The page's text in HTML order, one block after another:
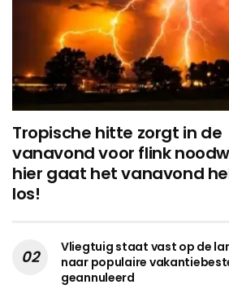
Tropische hitte zorgt in de
vanavond voor flink
hier gaat het vanavond
los!
Vliegtuig staat vast op de
naar populaire
geannuleerd